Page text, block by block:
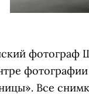
фотограф
Все